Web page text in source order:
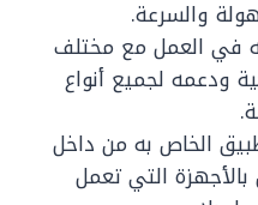
والسرعة.
في العمل مع مختلف
ودعمه لجميع أنواع
الخاص به من داخل
بالأجهزة التي تعمل